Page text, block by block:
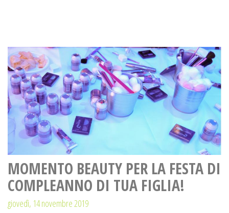
MOMENTO BEAUTY PER LA FESTA DI
COMPLEANNO DI TUA FIGLIA!
giovedì, 14 novembre 2019